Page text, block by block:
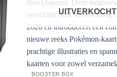
UITVERKOCHT
BOOSTER BOX